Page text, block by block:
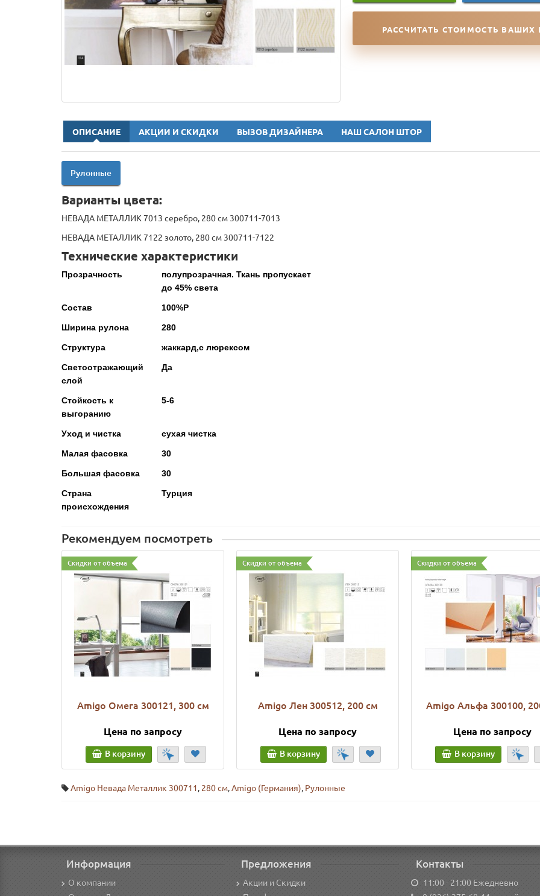
РАССЧИТАТЬ СТОИМОСТЬ ВАШИХ
ОПИСАНИЕ АКЦИИ И СКИДКИ ВЫЗОВ ДИЗАЙНЕРА НАШ САЛОН ШТОР
Рулонные
Варианты цвета:
НЕВАДА МЕТАЛЛИК 7013 серебро, 280 см 300711-7013
НЕВАДА МЕТАЛЛИК 7122 золото, 280 см 300711-7122
Технические характеристики
Прозрачность
полупрозрачная. Ткань пропускает
до 45% света
Состав 100%P
Ширина рулона 280
Структура жаккард,с люрексом
Светоотражающий
слой
Да
Стойкость к
выгоранию
5-6
Уход и чистка сухая чистка
Малая фасовка 30
Большая фасовка 30
Страна
происхождения
Турция
Рекомендуем посмотреть
Скидки от объема
Amigo Омега 300121, 300 см
Цена по запросу
В корзину
Скидки от объема
Amigo Лен 300512, 200 см
Цена по запросу
В корзину
Скидки от объема
Amigo Альфа 300100,
Цена по запросу
В корзину
Amigo Невада Металлик 300711, 280 см,Amigo (Германия), Рулонные
Информация
О компании
Предложения
Акции и Скидки
Контакты
11:00 - 21:00 Ежедневно